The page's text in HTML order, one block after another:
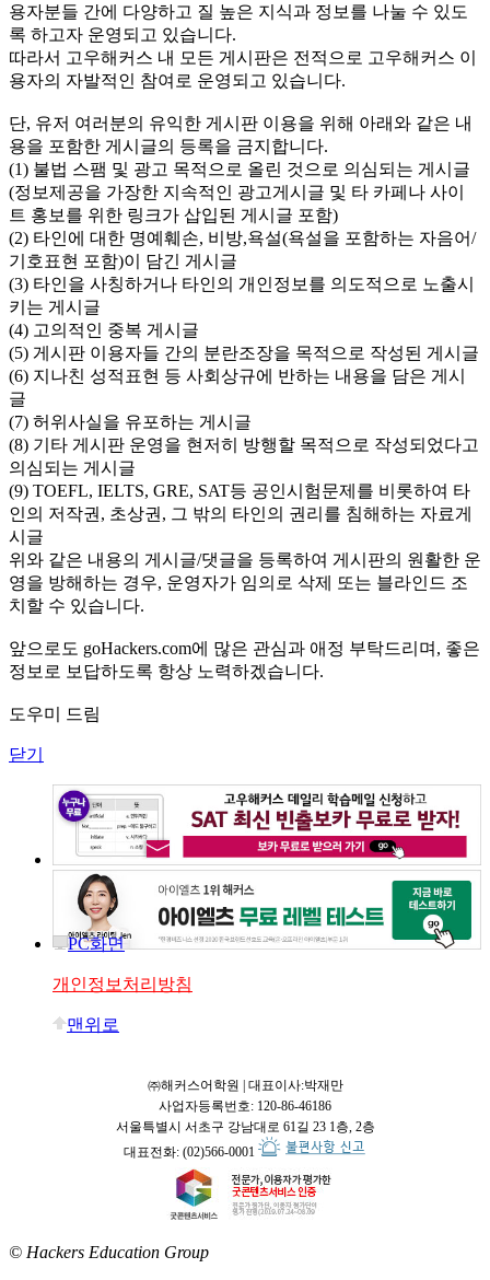
용자분들 간에 다양하고 질 높은 지식과 정보를 나눌 수 있도
록 하고자 운영되고 있습니다.
따라서 고우해커스 내 모든 게시판은 전적으로 고우해커스 이
용자의 자발적인 참여로 운영되고 있습니다.
단, 유저 여러분의 유익한 게시판 이용을 위해 아래와 같은 내
용을 포함한 게시글의 등록을 금지합니다.
(1) 불법 스팸 및 광고 목적으로 올린 것으로 의심되는 게시글
(정보제공을 가장한 지속적인 광고게시글 및 타 카페나 사이
트 홍보를 위한 링크가 삽입된 게시글 포함)
(2) 타인에 대한 명예훼손, 비방,욕설(욕설을 포함하는 자음어/
기호표현 포함)이 담긴 게시글
(3) 타인을 사칭하거나 타인의 개인정보를 의도적으로 노출시
키는 게시글
(4) 고의적인 중복 게시글
(5) 게시판 이용자들 간의 분란조장을 목적으로 작성된 게시글
(6) 지나친 성적표현 등 사회상규에 반하는 내용을 담은 게시
글
(7) 허위사실을 유포하는 게시글
(8) 기타 게시판 운영을 현저히 방행할 목적으로 작성되었다고
의심되는 게시글
(9) TOEFL, IELTS, GRE, SAT등 공인시험문제를 비롯하여 타
인의 저작권, 초상권, 그 밖의 타인의 권리를 침해하는 자료게
시글
위와 같은 내용의 게시글/댓글을 등록하여 게시판의 원활한 운
영을 방해하는 경우, 운영자가 임의로 삭제 또는 블라인드 조
치할 수 있습니다.
앞으로도 goHackers.com에 많은 관심과 애정 부탁드리며, 좋은
정보로 보답하도록 항상 노력하겠습니다.
도우미 드림
닫기
PC화면
개인정보처리방침
맨위로
㈜해커스어학원 | 대표이사:박재만
사업자등록번호: 120-86-46186
서울특별시 서초구 강남대로 61길 23 1층, 2층
대표전화: (02)566-0001
© Hackers Education Group